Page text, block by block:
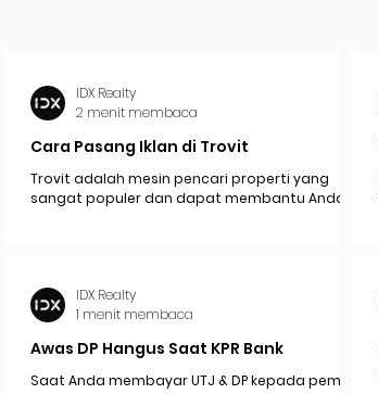
Cara Pasang Iklan di Trovit
Trovit adalah mesin pencari properti yang
sangat populer dan dapat membantu Anda
IDX Realty
2 menit membaca
Awas DP Hangus Saat KPR Bank
Saat Anda membayar UTJ & DP kepada pemilik /
IDX Realty
1 menit membaca